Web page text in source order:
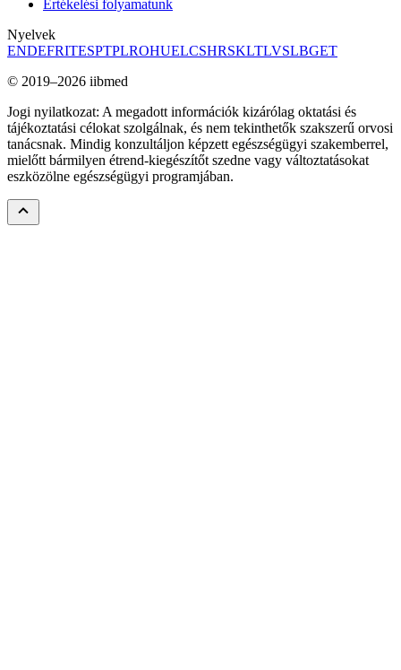
Értékelési folyamatunk
Nyelvek
ENDEFRITESPTPLROHUELCSHRSKLTLVSLBGET
© 2019–2026 iibmed
Jogi nyilatkozat: A megadott információk kizárólag oktatási és
tájékoztatási célokat szolgálnak, és nem tekinthetők szakszerű orvosi
tanácsnak. Mindig konzultáljon képzett egészségügyi szakemberrel,
mielőtt bármilyen étrend-kiegészítőt szedne vagy változtatásokat
eszközölne egészségügyi programjában.